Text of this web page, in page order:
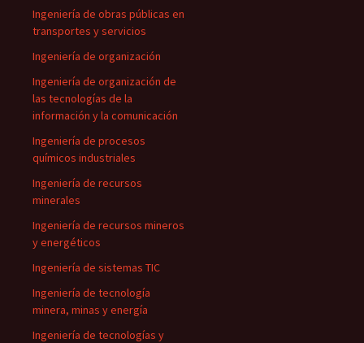
Ingeniería de obras públicas en
transportes y servicios
Ingeniería de organización
Ingeniería de organización de
las tecnologías de la
información y la comunicación
Ingeniería de procesos
químicos industriales
Ingeniería de recursos
minerales
Ingeniería de recursos mineros
y energéticos
Ingeniería de sistemas TIC
Ingeniería de tecnología
minera, minas y energía
Ingeniería de tecnologías y